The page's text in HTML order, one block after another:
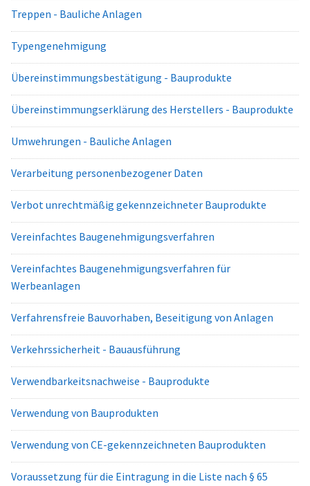
Treppen - Bauliche Anlagen
Typengenehmigung
Übereinstimmungsbestätigung - Bauprodukte
Übereinstimmungserklärung des Herstellers - Bauprodukte
Umwehrungen - Bauliche Anlagen
Verarbeitung personenbezogener Daten
Verbot unrechtmäßig gekennzeichneter Bauprodukte
Vereinfachtes Baugenehmigungsverfahren
Vereinfachtes Baugenehmigungsverfahren für
Werbeanlagen
Verfahrensfreie Bauvorhaben, Beseitigung von Anlagen
Verkehrssicherheit - Bauausführung
Verwendbarkeitsnachweise - Bauprodukte
Verwendung von Bauprodukten
Verwendung von CE-gekennzeichneten Bauprodukten
Voraussetzung für die Eintragung in die Liste nach § 65